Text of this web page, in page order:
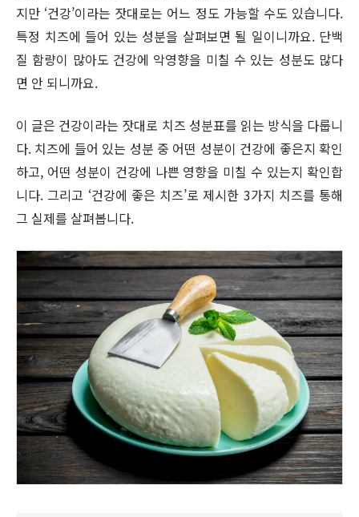
지만 ‘건강’이라는 잣대로는 어느 정도 가능할 수도 있습니다.
특정 치즈에 들어 있는 성분을 살펴보면 될 일이니까요. 단백
질 함량이 많아도 건강에 악영향을 미칠 수 있는 성분도 많다
면 안 되니까요.
이 글은 건강이라는 잣대로 치즈 성분표를 읽는 방식을 다룹니
다. 치즈에 들어 있는 성분 중 어떤 성분이 건강에 좋은지 확인
하고, 어떤 성분이 건강에 나쁜 영향을 미칠 수 있는지 확인합
니다. 그리고 ‘건강에 좋은 치즈’로 제시한 3가지 치즈를 통해
그 실제를 살펴봅니다.